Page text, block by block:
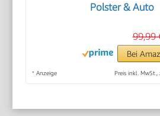
Polster & Auto
99,99
Bei
* Anzeige Preis inkl.